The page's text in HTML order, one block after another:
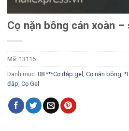
Cọ nặn bông cán xoàn
Mã: 13116
Danh mục: 08.***Cọ đắp gel, Cọ nặn bông,
đắp, Cọ Gel